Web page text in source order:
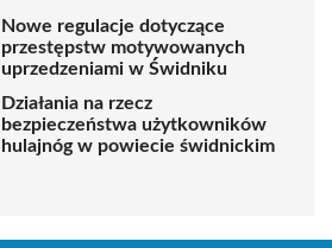
Nowe regulacje dotyczące
przestępstw motywowanych
uprzedzeniami w Świdniku
Działania na rzecz
bezpieczeństwa użytkowników
hulajnóg w powiecie świdnickim